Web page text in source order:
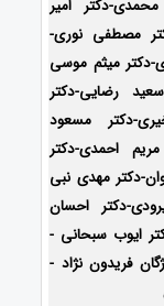
دکتر امیر
مصطفی نوری-
دکتر میثم موسی
رضایی-دکتر
دکتر مسعود
احمدی-دکتر
دکتر مهدی نبی
دکتر احسان
ایوب سبحانی -
فریدون نژاد -